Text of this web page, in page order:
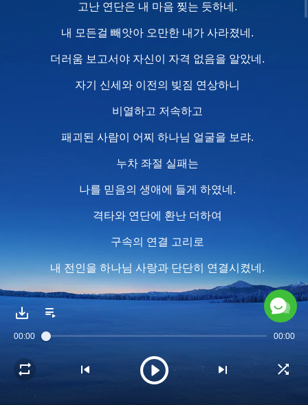
고난 연단은 내 마음 찢는 듯하네.
내 모든걸 빼앗아 오만한 내가 사라졌네.
더러움 보고서야 자신이 자격 없음을 알았네.
자기 신세와 이전의 빚짐 연상하니
비열하고 저속하고
패괴된 사람이 어찌 하나님 얼굴을 보랴.
누차 좌절 실패는
나를 믿음의 생애에 들게 하였네.
격타와 연단에 환난 더하여
구속의 연결 고리로
내 전인을 하나님 사랑과 단단히 연결시켰네.
하나님 성품이 내게 나타나 정말 큰 복일세.
하나님을 알고 하나님의 증거 되는데
00:00 00:00